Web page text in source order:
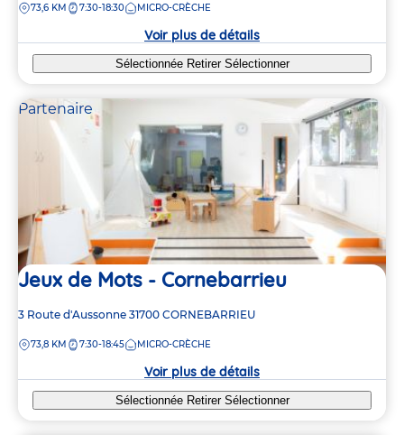
la
DISTANCE
73,6 KM 7:30-18:30 MICRO-CRÈCHE
Voir plus de détails
Sélectionnée Retirer Sélectionner
Partenaire
Jeux de Mots - Cornebarrieu
Adresse
la
3 Route d'Aussonne 31700 CORNEBARRIEU
DISTANCE
73,8 KM 7:30-18:45 MICRO-CRÈCHE
Voir plus de détails
Sélectionnée Retirer Sélectionner